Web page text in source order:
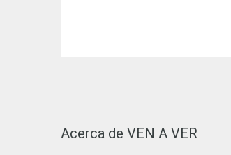
Acerca de VEN A VER